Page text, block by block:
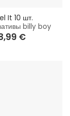
It 10 шт.
billy boy
€